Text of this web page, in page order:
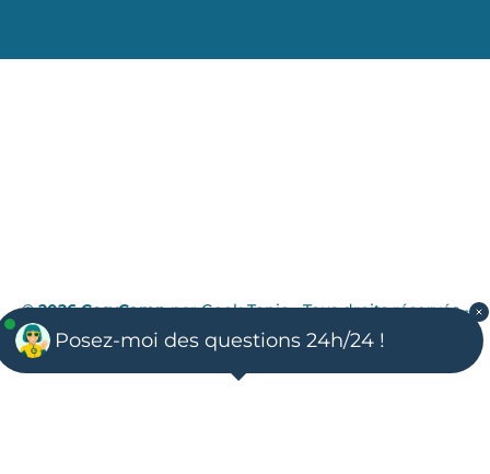
© 2026 CosyCampparGeek Tonic- Tous droits réservés -
Mentions légales
Politique de confidentialité
Posez-moi des questions 24h/24 !